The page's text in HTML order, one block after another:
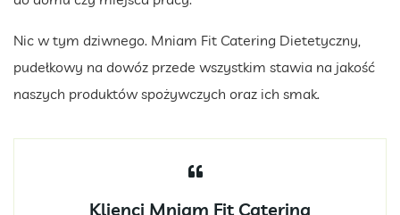
Nic w tym dziwnego. Mniam Fit Catering Dietetyczny,
pudełkowy na dowóz przede wszystkim stawia na jakość
naszych produktów spożywczych oraz ich smak.
Klienci Mniam Fit Catering